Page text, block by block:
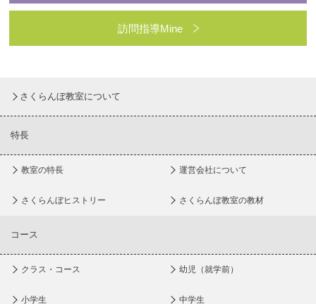
訪問指導Mine
さくらんぼ教室について
特長
教室の特長 運営会社について
さくらんぼヒストリー さくらんぼ教室の教材
コース
クラス・コース 幼児（就学前）
小学生 中学生